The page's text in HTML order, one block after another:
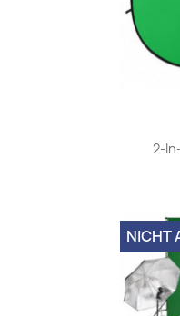
2-
NICHT